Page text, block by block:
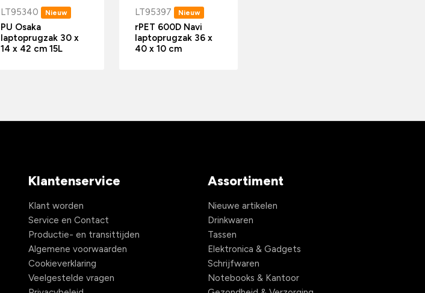
LT95340 Nieuw
PU Osaka
laptoprugzak 30 x
14 x 42 cm 15L
LT95397 Nieuw
rPET 600D Navi
laptoprugzak 36 x
40 x 10 cm
Klantenservice
Klant worden
Service en Contact
Productie- en transittijden
Algemene voorwaarden
Cookieverklaring
Veelgestelde vragen
Assortiment
Nieuwe artikelen
Drinkwaren
Tassen
Elektronica & Gadgets
Schrijfwaren
Notebooks & Kantoor